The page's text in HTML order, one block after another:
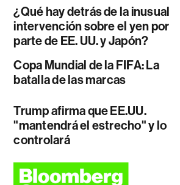
¿Qué hay detrás de la inusual
intervención sobre el yen por
parte de EE. UU. y Japón?
Copa Mundial de la FIFA: La
batalla de las marcas
Trump afirma que EE.UU.
"mantendrá el estrecho" y lo
controlará